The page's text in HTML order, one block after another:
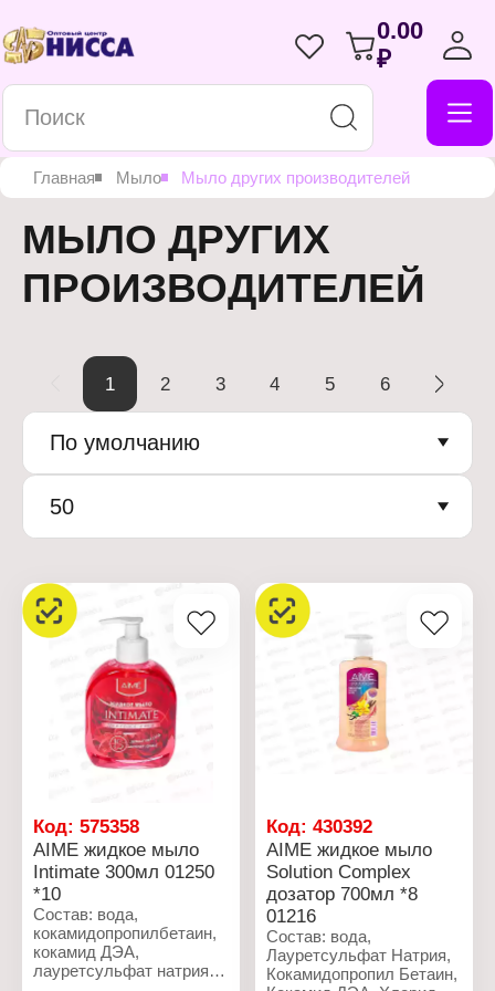
0.00
₽
Главная Мыло Мыло других производителей
МЫЛО ДРУГИХ
ПРОИЗВОДИТЕЛЕЙ
1 2 3 4 5 6
По умолчанию
50
Код: 575358
AIME жидкое мыло
Intimate 300мл 01250
*10
Состав: вода,
кокамидопропилбетаин,
кокамид ДЭА,
лауретсульфат натрия
Код:430392
AIME жидкое мыло
Solution Complex
дозатор 700мл *8
01216
Состав: вода,
Лауретсульфат Натрия,
Кокамидопропил Бетаин,